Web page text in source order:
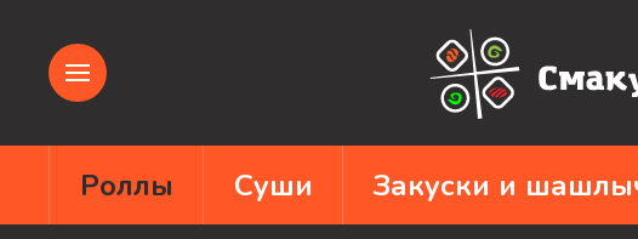
Роллы Суши Закуски и